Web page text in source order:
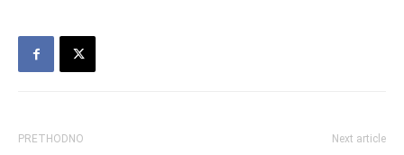
PRETHODNO Next article